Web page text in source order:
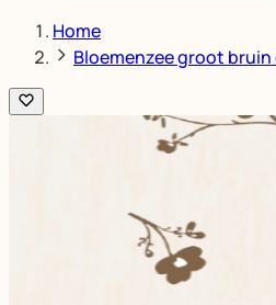
Home
Bloemenzee groot